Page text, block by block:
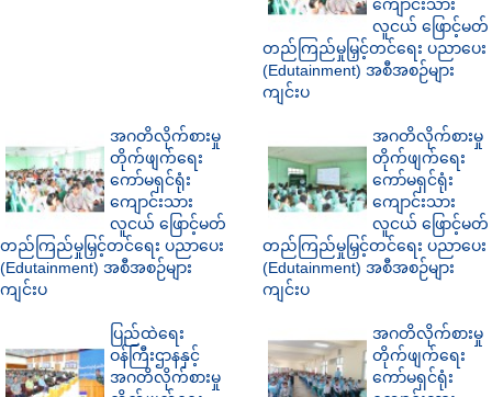
ကျောင်းသား
လူငယ် ဖြောင့်မတ်
တည်ကြည်မှုမြှင့်တင်ရေး ပညာပေး
(Edutainment) အစီအစဉ်များ
ကျင်းပ
အဂတိလိုက်စားမှု
တိုက်ဖျက်ရေး
ကော်မရှင်ရုံး
ကျောင်းသား
လူငယ် ဖြောင့်မတ်
တည်ကြည်မှုမြှင့်တင်ရေး ပညာပေး
(Edutainment) အစီအစဉ်များ
ကျင်းပ
အဂတိလိုက်စားမှု
တိုက်ဖျက်ရေး
ကော်မရှင်ရုံး
ကျောင်းသား
လူငယ် ဖြောင့်မတ်
တည်ကြည်မှုမြှင့်တင်ရေး ပညာပေး
(Edutainment) အစီအစဉ်များ
ကျင်းပ
ပြည်ထဲရေး
ဝန်ကြီးဌာနနှင့်
အဂတိလိုက်စားမှု
အဂတိလိုက်စားမှု
တိုက်ဖျက်ရေး
ကော်မရှင်ရုံး